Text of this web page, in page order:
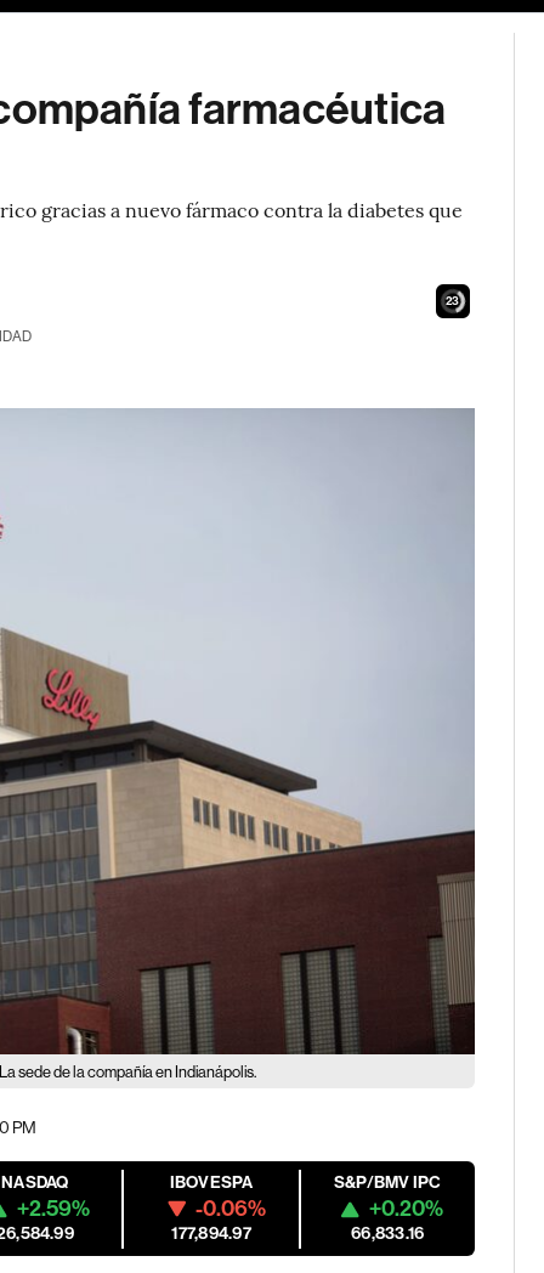
farmacéutica
gracias a nuevo fármaco contra la diabetes que
22
La sede de la compañía en Indianápolis.
PM
NASDAQ
+2.59%
IBOVESPA
-0.06%
177,894.97
S&P/BMV IPC
+0.20%
66,833.16